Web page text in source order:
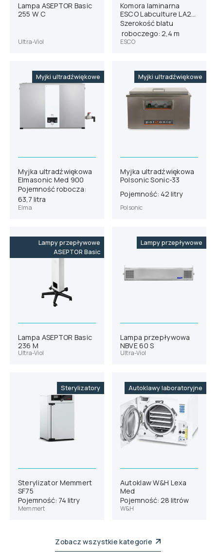
Lampa ASEPTOR Basic
255 W C
Ultra-Viol
Komora laminarna
ESCO Labculture LA2-
8A1-E
Szerokość blatu
roboczego: 2,4 m
ESCO
Myjki ultradźwiękowe
Myjka ultradźwiękowa
Elmasonic Med 900
Pojemność robocza:
63,7 litra
Elma
Myjki ultradźwiękowe
Myjka ultradźwiękowa
Polsonic Sonic-33
Pojemność: 42 litry
Polsonic
Lampy przepływowe
ASEPTOR Basic
Lampa ASEPTOR Basic
236 M
Ultra-Viol
Lampy przepływowe
Lampa przepływowa
NBVE 60 S
Ultra-Viol
Sterylizatory
Sterylizator Memmert
SF75
Pojemność: 74 litry
Memmert
Autoklawy laboratoryjne
Autoklaw W&H Lexa
Med
Pojemność: 28 litrów
W&H
Zobacz wszystkie kategorie